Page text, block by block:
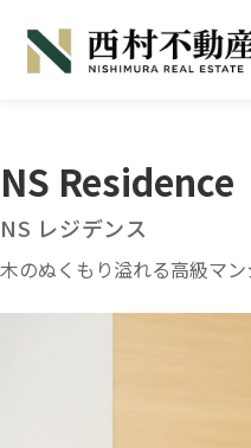
NS Residence
NS レジデンス
木のぬくもり溢れる高級マ